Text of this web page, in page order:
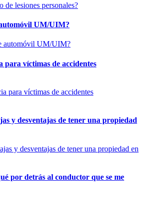
automóvil UM/UIM?
para víctimas de accidentes
y desventajas de tener una propiedad
por detrás al conductor que se me